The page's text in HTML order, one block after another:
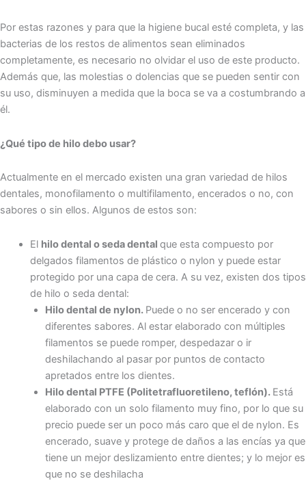
Por estas razones y para que la higiene bucal esté completa, y las
bacterias de los restos de alimentos sean eliminados
completamente, es necesario no olvidar el uso de este producto.
Además que, las molestias o dolencias que se pueden sentir con
su uso, disminuyen a medida que la boca se va a costumbrando a
él.
¿Qué tipo de hilo debo usar?
Actualmente en el mercado existen una gran variedad de hilos
dentales, monofilamento o multifilamento, encerados o no, con
sabores o sin ellos. Algunos de estos son:
El hilo dental o seda dental que esta compuesto por
delgados filamentos de plástico o nylon y puede estar
protegido por una capa de cera. A su vez, existen dos tipos
de hilo o seda dental:
Hilo dental de nylon. Puede o no ser encerado y con
diferentes sabores. Al estar elaborado con múltiples
filamentos se puede romper, despedazar o ir
deshilachando al pasar por puntos de contacto
apretados entre los dientes.
Hilo dental PTFE (Politetrafluoretileno, teflón). Está
elaborado con un solo filamento muy fino, por lo que su
precio puede ser un poco más caro que el de nylon. Es
encerado, suave y protege de daños a las encías ya que
tiene un mejor deslizamiento entre dientes; y lo mejor es
que no se deshilacha